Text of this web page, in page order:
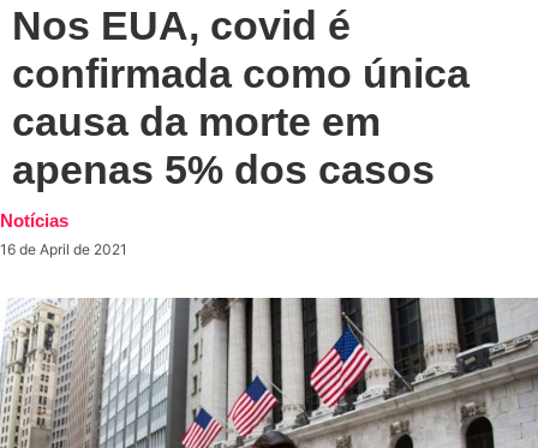
Nos EUA, covid é
confirmada como única
causa da morte em
apenas 5% dos casos
Notícias
16 de April de 2021